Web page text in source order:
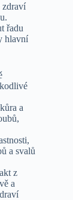
zdraví
řadu
hlavní
a
a svalů
z
a